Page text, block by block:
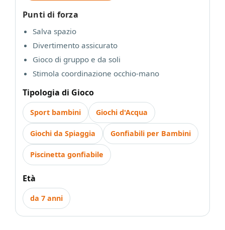
Punti di forza
Salva spazio
Divertimento assicurato
Gioco di gruppo e da soli
Stimola coordinazione occhio-mano
Tipologia di Gioco
Sport bambini Giochi d'Acqua
Giochi da Spiaggia Gonfiabili per Bambini
Piscinetta gonfiabile
Età
da 7 anni